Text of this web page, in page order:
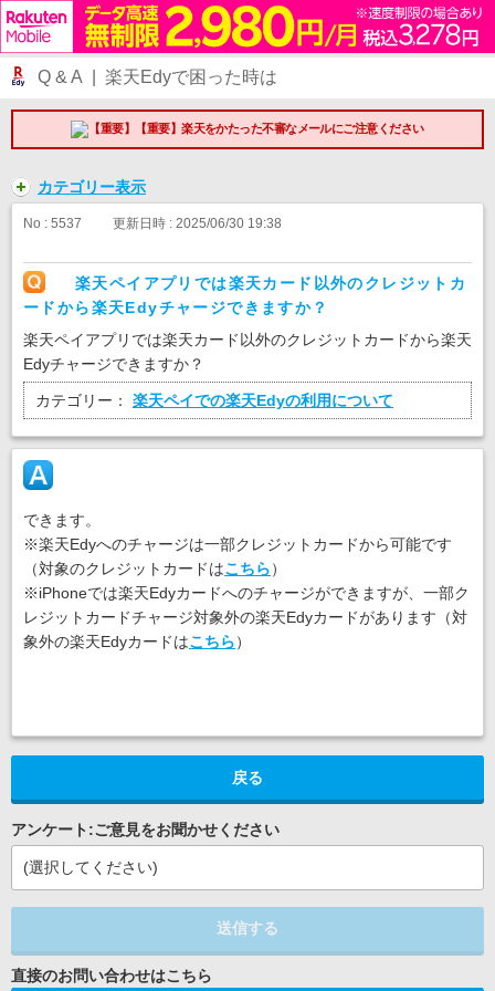
Q & A | 楽天Edyで困った時は
【重要】楽天をかたった不審なメールにご注意ください
カテゴリー表示
No : 5537 更新日時 : 2025/06/30 19:38
楽天ペイアプリでは楽天カード以外のクレジットカ
ードから楽天Edyチャージできますか？
楽天ペイアプリでは楽天カード以外のクレジットカードから楽天
Edyチャージできますか？
カテゴリー： 楽天ペイでの楽天Edyの利用について
できます。
※楽天Edyへのチャージは一部クレジットカードから可能です
（対象のクレジットカードはこちら）
※iPhoneでは楽天Edyカードへのチャージができますが、一部ク
レジットカードチャージ対象外の楽天Edyカードがあります（対
象外の楽天Edyカードはこちら）
戻る
アンケート:ご意見をお聞かせください
(選択してください)
送信する